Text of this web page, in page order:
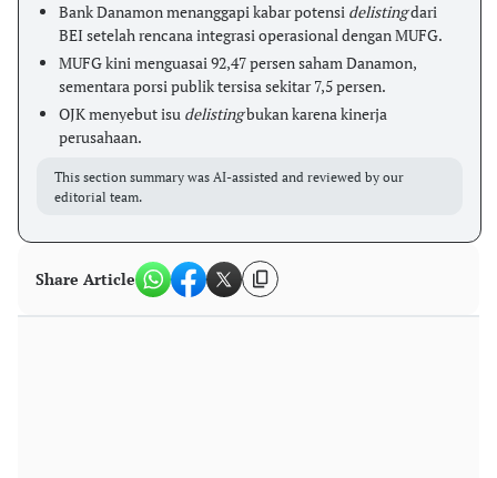
Bank Danamon menanggapi kabar potensi delistingdari
BEI setelah rencana integrasi operasional dengan MUFG.
MUFG kini menguasai 92,47 persen saham Danamon,
sementara porsi publik tersisa sekitar 7,5 persen.
OJK menyebut isu delistingbukan karena kinerja
perusahaan.
This section summary was AI-assisted and reviewed by our
editorial team.
Share Article